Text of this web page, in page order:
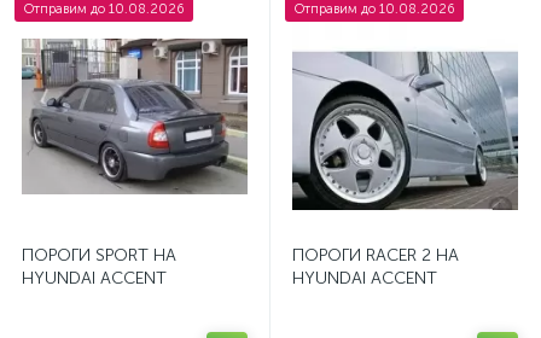
Отправим до 10.08.2026
ПОРОГИ SPORT НА
HYUNDAI ACCENT
Отправим до 10.08.2026
ПОРОГИ RACER 2 НА
HYUNDAI ACCENT